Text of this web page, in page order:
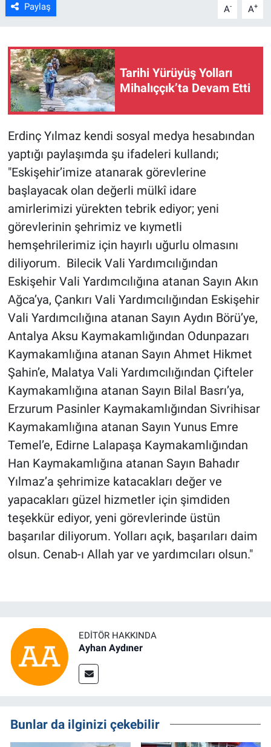
Paylaş A- A+
Tarihi Yürüyüş Yolları
Mihalıççık’ta Devam Etti
Erdinç Yılmaz kendi sosyal medya hesabından
yaptığı paylaşımda şu ifadeleri kullandı;
"Eskişehir’imize atanarak görevlerine
başlayacak olan değerli mülkî idare
amirlerimizi yürekten tebrik ediyor; yeni
görevlerinin şehrimiz ve kıymetli
hemşehrilerimiz için hayırlı uğurlu olmasını
diliyorum. ​ Bilecik Vali Yardımcılığından
Eskişehir Vali Yardımcılığına atanan Sayın Akın
Ağca’ya, Çankırı Vali Yardımcılığından Eskişehir
Vali Yardımcılığına atanan Sayın Aydın Börü’ye,
Antalya Aksu Kaymakamlığından Odunpazarı
Kaymakamlığına atanan Sayın Ahmet Hikmet
Şahin’e, Malatya Vali Yardımcılığından Çifteler
Kaymakamlığına atanan Sayın Bilal Basrı’ya,
Erzurum Pasinler Kaymakamlığından Sivrihisar
Kaymakamlığına atanan Sayın Yunus Emre
Temel’e, Edirne Lalapaşa Kaymakamlığından
Han Kaymakamlığına atanan Sayın Bahadır
Yılmaz’a ​şehrimize katacakları değer ve
yapacakları güzel hizmetler için şimdiden
teşekkür ediyor, yeni görevlerinde üstün
başarılar diliyorum. Yolları açık, başarıları daim
olsun. Cenab-ı Allah yar ve yardımcıları olsun."
EDITÖR HAKKINDA
Ayhan Aydıner
Bunlar da ilginizi çekebilir